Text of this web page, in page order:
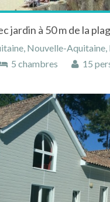
jardin à 50 m de la
Nouvelle-Aquitaine,
5 chambres 15